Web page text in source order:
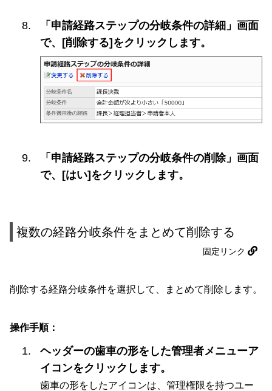
「申請経路ステップの分岐条件の詳細」画面
で、[削除する]をクリックします。
「申請経路ステップの分岐条件の削除」画面
で、[はい]をクリックします。
複数の経路分岐条件をまとめて削除する
固定リンク
削除する経路分岐条件を選択して、まとめて削除します。
操作手順：
ヘッダーの歯車の形をした管理者メニューア
イコンをクリックします。
歯車の形をしたアイコンは、管理権限を持つユー